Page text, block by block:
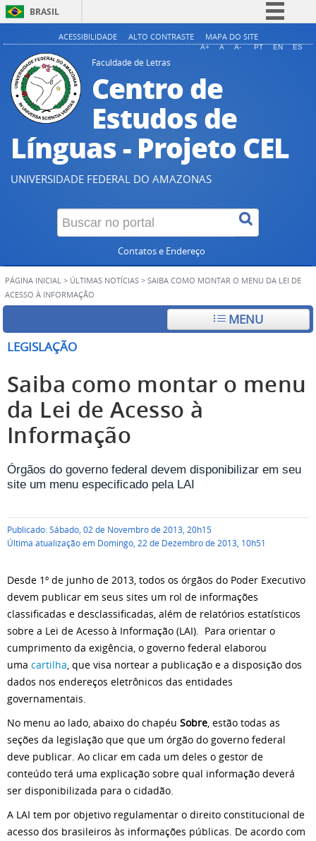
BRASIL
Simplifique!
Participe
Acesso à informação
Legislação
Canais
ACESSIBILIDADE ALTO CONTRASTE MAPA DO SITE
A+ A A- PT EN ES
Faculdade de Letras
Centro de
Estudos de
Línguas - Projeto CEL
UNIVERSIDADE FEDERAL DO AMAZONAS
Contatos e Endereço
PÁGINA INICIAL > ÚLTIMAS NOTÍCIAS > SAIBA COMO MONTAR O MENU DA LEI DE
ACESSO À INFORMAÇÃO
MENU
LEGISLAÇÃO
Saiba como montar o menu
da Lei de Acesso à
Informação
Órgãos do governo federal devem disponibilizar em seu
site um menu especificado pela LAI
Publicado: Sábado, 02 de Novembro de 2013, 20h15
Última atualização em Domingo, 22 de Dezembro de 2013, 10h51
Desde 1º de junho de 2013, todos os órgãos do Poder Executivo
devem publicar em seus sites um rol de informações
classificadas e desclassificadas, além de relatórios estatísticos
sobre a Lei de Acesso à Informação (LAI). Para orientar o
cumprimento da exigência, o governo federal elaborou
uma cartilha, que visa nortear a publicação e a disposição dos
dados nos endereços eletrônicos das entidades
governamentais.
No menu ao lado, abaixo do chapéu Sobre, estão todas as
seções da legislação que que um órgão do governo federal
deve publicar. Ao clicar em cada um deles o gestor de
conteúdo terá uma explicação sobre qual informação deverá
ser disponibilizada para o cidadão.
A LAI tem por objetivo regulamentar o direito constitucional de
acesso dos brasileiros às informações públicas. De acordo com